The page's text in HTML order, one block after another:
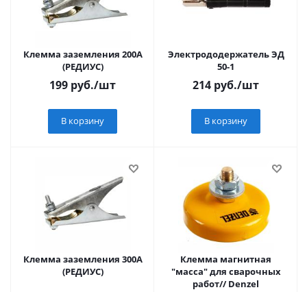
Клемма заземления 200А
(РЕДИУС)
199 руб./шт
В корзину
Электрододержатель ЭД
50-1
214 руб./шт
В корзину
Клемма заземления 300А
(РЕДИУС)
Клемма магнитная
"масса" для сварочных
работ// Denzel